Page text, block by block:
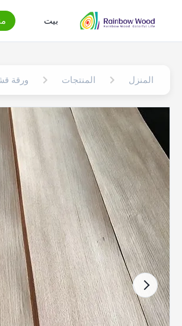
بيت
المنزل المنتجات ورقة